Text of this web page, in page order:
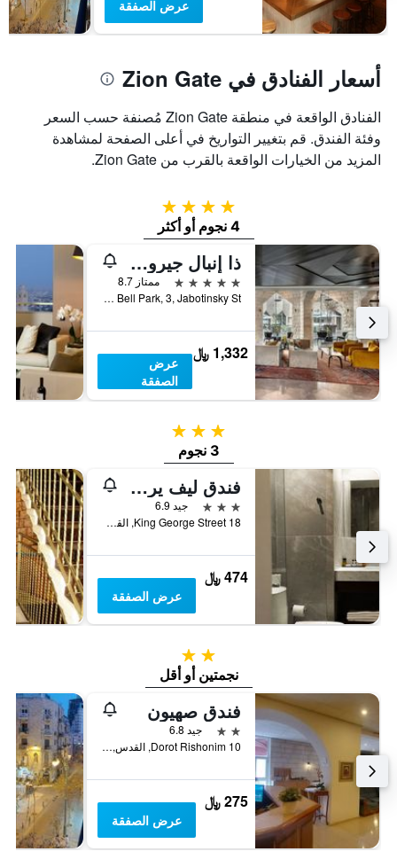
عرض الصفقة
أسعار الفنادق في Zion Gate
الفنادق الواقعة في منطقة Zion Gate مُصنفة حسب السعر
وفئة الفندق. قم بتغيير التواريخ في أعلى الصفحة لمشاهدة
المزيد من الخيارات الواقعة بالقرب من Zion Gate.
4 نجوم
4 نجوم أو أكثر
ذا إنبال جيروساليم
5 نجوم
ممتاز 8.7
Liberty Bell Park, 3, Jabotinsky St., القدس, Jerusalem District, اسرائيل
1,332 ﷼
عرض
الصفقة
3 نجوم
3 نجوم
فندق ليف يروشالاييم
3 نجوم
جيد 6.9
18 King George Street, القدس, Jerusalem District, اسرائيل
474 ﷼
عرض الصفقة
2 نجمتين
نجمتين أو أقل
فندق صهيون
2 نجمتين
جيد 6.8
Dorot Rishonim 10, القدس, Jerusalem District, اسرائيل
275 ﷼
عرض الصفقة